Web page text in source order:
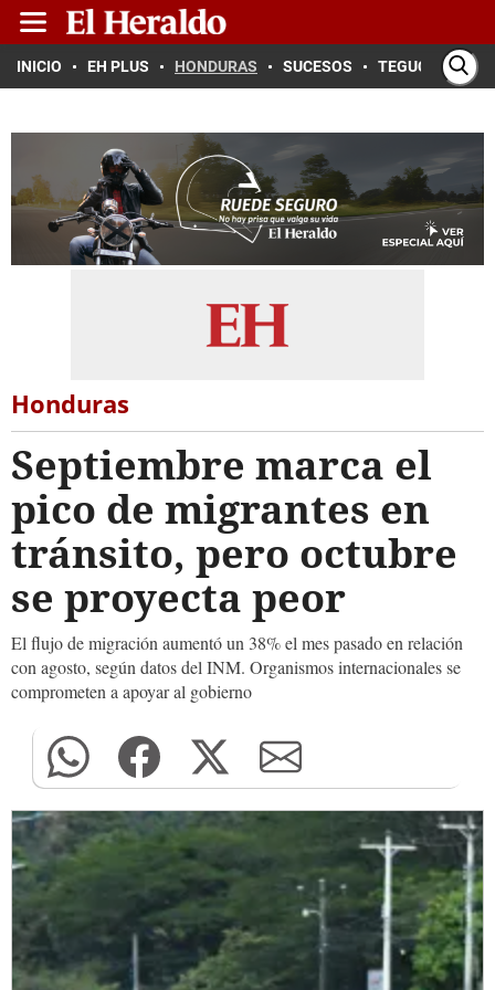
INICIO EH PLUS HONDURAS SUCESOS TEGUCIGALPA
Honduras
Septiembre marca el
pico de migrantes en
tránsito, pero octubre
se proyecta peor
El flujo de migración aumentó un 38% el mes pasado en relación
con agosto, según datos del INM. Organismos internacionales se
comprometen a apoyar al gobierno